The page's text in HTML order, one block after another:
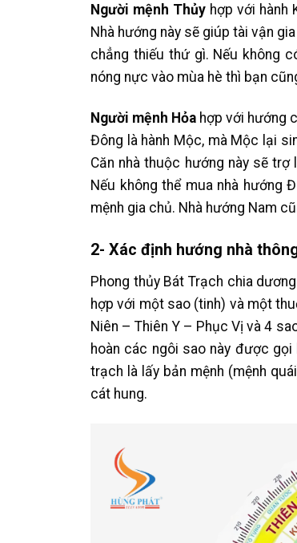
Người mệnh Thủy hợp với hành
Nhà hướng này sẽ giúp tài vận
chẳng thiếu thứ gì. Nếu không
nóng nực vào mùa hè thì bạn
Người mệnh Hỏa hợp với hướng
Đông là hành Mộc, mà Mộc lại
Căn nhà thuộc hướng này sẽ
Nếu không thể mua nhà hướng
mệnh gia chủ. Nhà hướng Nam
2- Xác định hướng nhà
Phong thủy Bát Trạch chia
hợp với một sao (tinh) và một
Niên – Thiên Y – Phục Vị và 4
hoàn các ngôi sao này được gọi
trạch là lấy bản mệnh (mệnh
cát hung.